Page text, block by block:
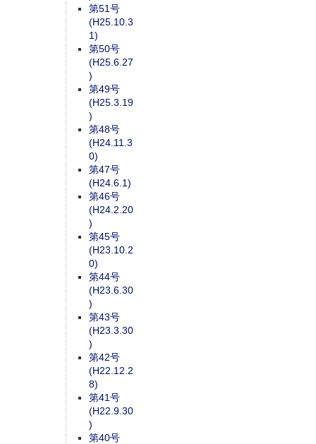
第51号
(H25.10.3
1)
第50号
(H25.6.27
)
第49号
(H25.3.19
)
第48号
(H24.11.3
0)
第47号
(H24.6.1)
第46号
(H24.2.20
)
第45号
(H23.10.2
0)
第44号
(H23.6.30
)
第43号
(H23.3.30
)
第42号
(H22.12.2
8)
第41号
(H22.9.30
)
第40号